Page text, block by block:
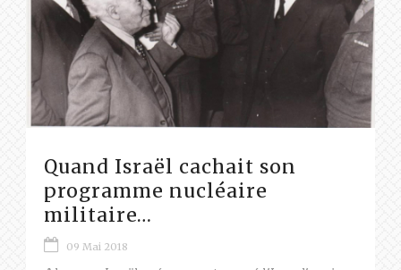
Quand Israël cachait son
programme nucléaire
militaire…
09 Mai 2018